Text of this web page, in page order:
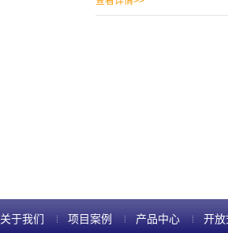
关于我们 项目案例 产品中心 开放